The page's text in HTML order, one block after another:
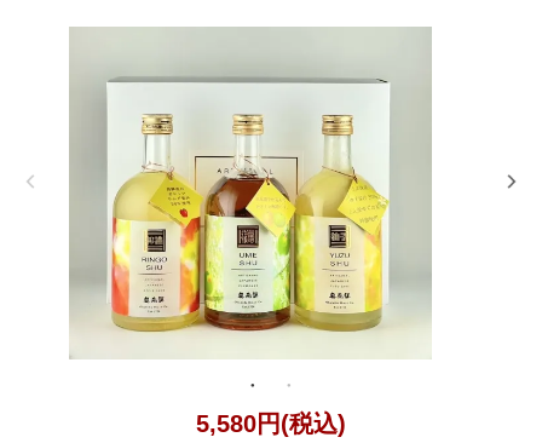
5,580円(税込)